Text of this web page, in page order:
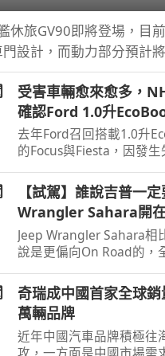
休旅GV90即將登場，目
設計，而動力部分預計
受害車輛愈來愈多，
確認Ford 1.0升
時皮帶會產生碎屑導
去年Ford召回搭載1.0升
的Focus與Fiesta，因發
引擎鎖死情況，對此
查，之後甚至還擴大範圍
析，如今則確認原因了。
【試駕】誰說吉普一
Wrangler Sahara開
順！
Jeep Wrangler Sahara相
說是更偏向On Road的，
不表示Sahara的越野能
絕大多數的越野路面
輕鬆通過，但就跟標題講
奇瑞成中國首家全球
萬輛品牌
近年中國汽車品牌積極往